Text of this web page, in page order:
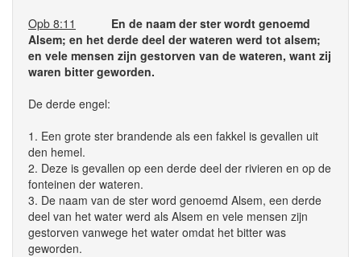
Opb 8:11
En de naam der ster wordt genoemd
Alsem; en het derde deel der wateren werd tot alsem;
en vele mensen zijn gestorven van de wateren, want zij
waren bitter geworden.
De derde engel:
1. Een grote ster brandende als een fakkel is gevallen uit
den hemel.
2. Deze is gevallen op een derde deel der rivieren en op de
fonteinen der wateren.
3. De naam van de ster word genoemd Alsem, een derde
deel van het water werd als Alsem en vele mensen zijn
gestorven vanwege het water omdat het bitter was
geworden.